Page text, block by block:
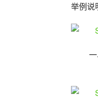
举例说